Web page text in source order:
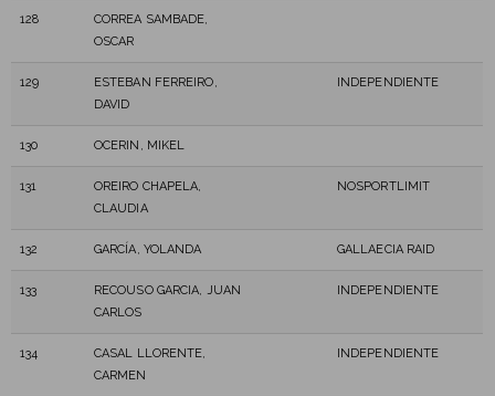
128
CORREA SAMBADE,
OSCAR
129
ESTEBAN FERREIRO,
DAVID
INDEPENDIENTE
130 OCERIN, MIKEL
131
OREIRO CHAPELA,
CLAUDIA
NOSPORTLIMIT
132 GARCÍA, YOLANDA GALLAECIA RAID
133
RECOUSO GARCIA, JUAN
CARLOS
INDEPENDIENTE
134
CASAL LLORENTE,
CARMEN
INDEPENDIENTE